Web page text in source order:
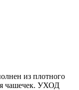
из плотного
чашечек. УХОД